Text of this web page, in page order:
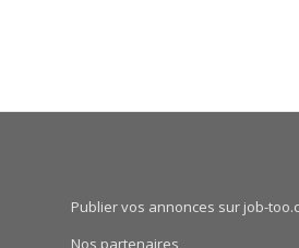
Publier vos annonces sur job-
Nos partenaires